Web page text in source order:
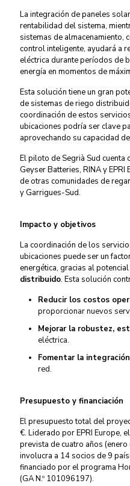
La integración de paneles
rentabilidad del sistema,
sistemas de almacenamiento,
control inteligente, ayudará a
eléctrica durante períodos de
energía en momentos de
Esta solución tiene un gran
de sistemas de riego
coordinación de estos
ubicaciones podría ser clave
aprovechando su capacidad
El piloto de Segrià Sud cuenta
Geyser Batteries, RINA y
de otras comunidades de
y Garrigues-Sud.
Impacto y objetivos
La coordinación de los
ubicaciones puede ser un
energética, gracias al
distribuido. Esta solución
Reducir los costos
proporcionar nuevos
Mejorar la robustez,
eléctrica.
Fomentar la
red.
Presupuesto y financiación
El presupuesto total del
€. Liderado por EPRI Europe,
prevista de cuatro años
involucra a 14 socios de 9
financiado por el programa
(GA N.º 101096197).